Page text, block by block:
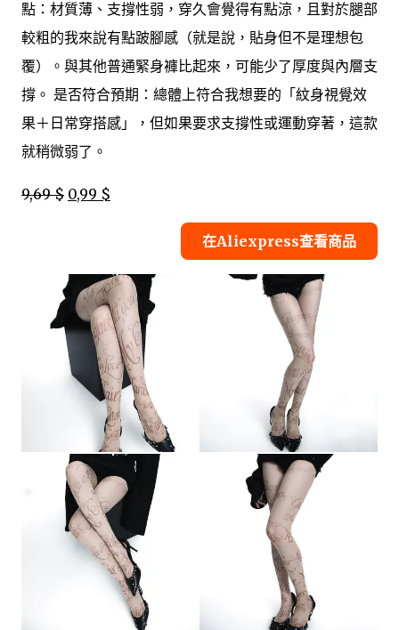
點：材質薄、支撐性弱，穿久會覺得有點涼，且對於腿部
較粗的我來說有點跛腳感（就是說，貼身但不是理想包
覆）。與其他普通緊身褲比起來，可能少了厚度與內層支
撐。 是否符合預期：總體上符合我想要的「紋身視覺效
果＋日常穿搭感」，但如果要求支撐性或運動穿著，這款
就稍微弱了。
9,69 $ 0,99 $
在Aliexpress查看商品